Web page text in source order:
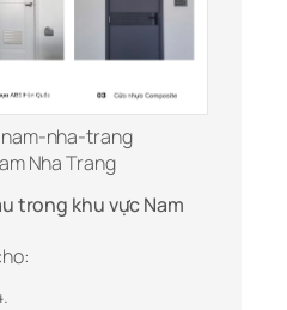
nha-trang
Nha Trang
trong khu vực Nam